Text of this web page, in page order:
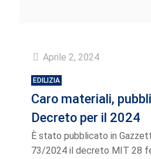
Aprile 2, 2024
EDILIZIA
Caro materiali,
Decreto per il 2024
È stato pubblicato in
73/2024 il decreto MIT 28